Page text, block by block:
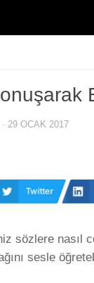
· 29 OCAK 2017
Twitter
sözlere nasıl
sesle